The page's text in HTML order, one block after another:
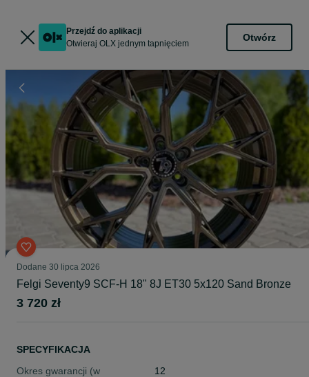
Przejdź do aplikacji
Otwieraj OLX jednym tapnięciem
Otwórz
Dodane 30 lipca 2026
Felgi Seventy9 SCF-H 18" 8J ET30 5x120 Sand Bronze
3 720 zł
SPECYFIKACJA
Okres gwarancji (w
12